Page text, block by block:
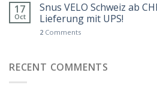
17
Oct
Snus VELO Schweiz ab
Lieferung mit UPS!
2 Comments
RECENT COMMENTS